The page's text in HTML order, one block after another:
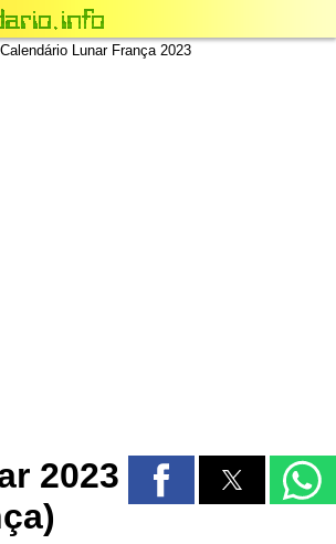
Calendário Lunar França 2023
2023